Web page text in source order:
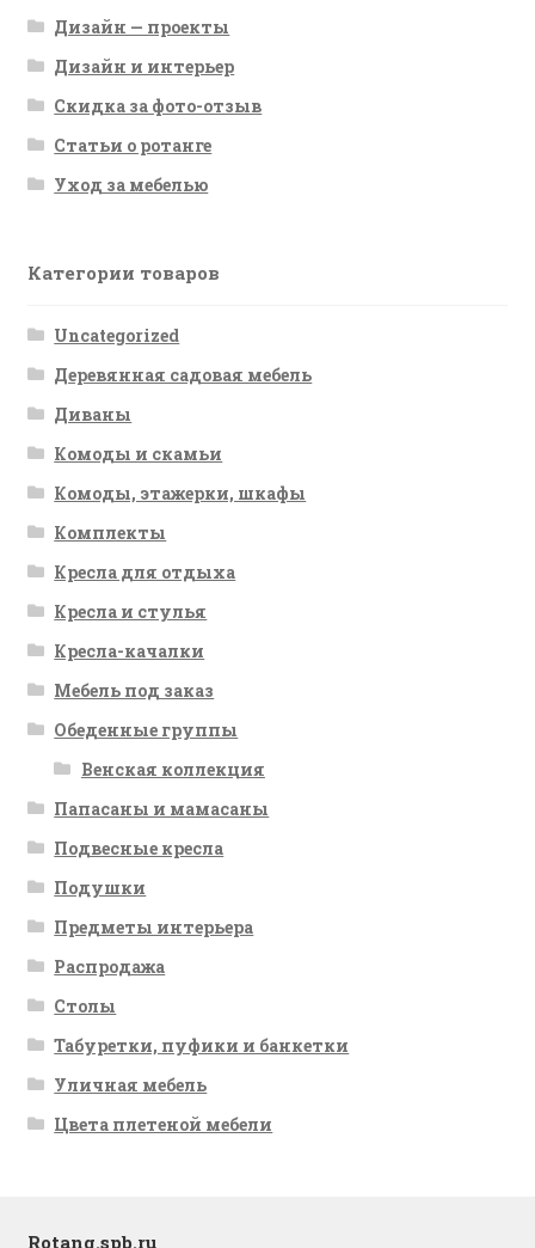
Дизайн — проекты
Дизайн и интерьер
Скидка за фото-отзыв
Статьи о ротанге
Уход за мебелью
Категории товаров
Uncategorized
Деревянная садовая мебель
Диваны
Комоды и скамьи
Комоды, этажерки, шкафы
Комплекты
Кресла для отдыха
Кресла и стулья
Кресла-качалки
Мебель под заказ
Обеденные группы
Венская коллекция
Папасаны и мамасаны
Подвесные кресла
Подушки
Предметы интерьера
Распродажа
Столы
Табуретки, пуфики и банкетки
Уличная мебель
Цвета плетеной мебели
Rotang.spb.ru